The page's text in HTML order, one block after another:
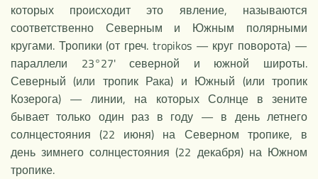
которых происходит это явление, называются
соответственно Северным и Южным полярными
кругами. Тропики (от греч. tropikos — круг поворота) —
параллели 23°27' северной и южной широты.
Северный (или тропик Рака) и Южный (или тропик
Козерога) — линии, на которых Солнце в зените
бывает только один раз в году — в день летнего
солнцестояния (22 июня) на Северном тропике, в
день зимнего солнцестояния (22 декабря) на Южном
тропике.